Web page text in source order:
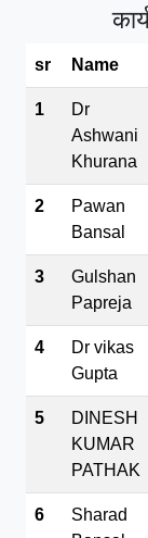
भव.mp3
sr Name
1
Dr
Ashwani
Khurana
2
Pawan
Bansal
3
Gulshan
Papreja
4
Dr vikas
Gupta
5
DINESH
KUMAR
PATHAK
6
Sharad